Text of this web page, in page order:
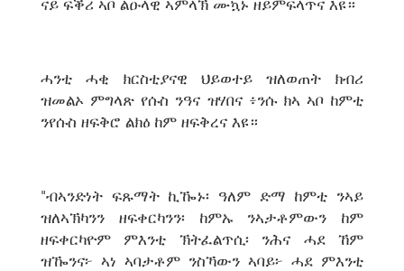
ናይ ፍቕሪ ኣቦ ልዑላዊ ኣምላኽ ሙኳኑ ዘይምፍላጥና እዩ።
ሓንቲ ሓቂ ክርስቲያናዊ ህይወተይ ዝለወጠት ክብሪ
ዝመልኦ ምግላጽ የሱስ ንዓና ዝሃበና ፥ንሱ ክኣ ኣቦ ከምቲ
ንየሱስ ዘፍቅሮ ልክዕ ከም ዘፍቅረና እዩ።
"ብኣንድነት ፍጹማት ኪዀኑ፡ ዓለም ድማ ከምቲ ንኣይ
ዝለኣኽካንን ዘፍቀርካንን፡ ከምኡ ንኣታቶምውን ከም
ዘፍቀርካዮም ምእንቲ ኽትፈልጥሲ፡ ንሕና ሓደ ኸም
ዝዀንና፦ ኣነ ኣባታቶም ንስኻውን ኣባይ፦ ሓደ ምእንቲ